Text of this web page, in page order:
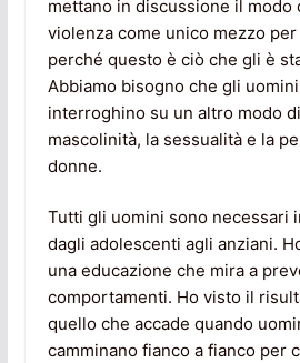
mettano in discussione il modo
violenza come unico mezzo
perché questo è ciò che gli è
Abbiamo bisogno che gli
interroghino su un altro modo
mascolinità, la sessualità e la
donne.
Tutti gli uomini sono necessari
dagli adolescenti agli anziani.
una educazione che mira a
comportamenti. Ho visto il
quello che accade quando
camminano fianco a fianco per